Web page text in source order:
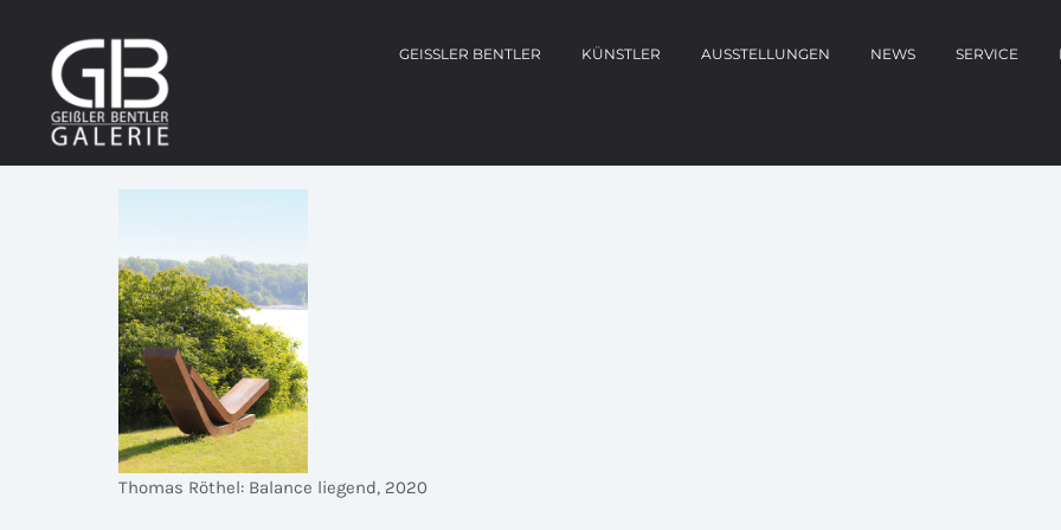
GEISSLER BENTLER KÜNSTLER AUSSTELLUNGEN NEWS SERVICE
Thomas Röthel: Balance liegend, 2020